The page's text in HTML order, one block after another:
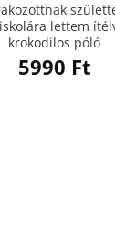
lettem
krokodilos póló
5990 Ft